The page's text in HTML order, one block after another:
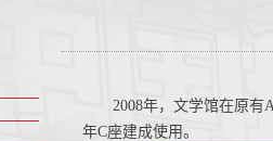
2008年，文学馆在原有
年C座建成使用。